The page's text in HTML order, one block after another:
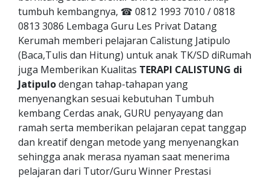
tumbuh kembangnya, ☎ 0812 1993 7010 / 0818
0813 3086 Lembaga Guru Les Privat Datang
Kerumah memberi pelajaran Calistung Jatipulo
(Baca,Tulis dan Hitung) untuk anak TK/SD diRumah
juga Memberikan Kualitas TERAPI CALISTUNG di
Jatipulodengan tahap-tahapan yang
menyenangkan sesuai kebutuhan Tumbuh
kembang Cerdas anak, GURU penyayang dan
ramah serta memberikan pelajaran cepat tanggap
dan kreatif dengan metode yang menyenangkan
sehingga anak merasa nyaman saat menerima
pelajaran dari Tutor/Guru Winner Prestasi